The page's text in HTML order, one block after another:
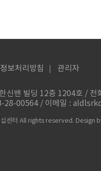
보처리방침 관리자
신밴 빌딩 12층 1204호 /
28-00564 / 이메일 :
센터 All rights reserved. Design